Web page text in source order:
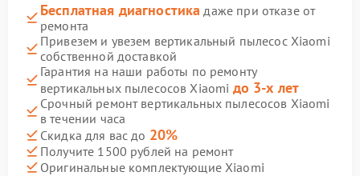
Бесплатная диагностика даже при отказе от
ремонта
Привезем и увезем вертикальный пылесос Xiaomi
собственной доставкой
Гарантия на наши работы по ремонту
вертикальных пылесосов Xiaomi до 3-х лет
Срочный ремонт вертикальных пылесосов Xiaomi
в течении часа
Скидка для вас до 20%
Получите 1500 рублей на ремонт
Оригинальные комплектующие Xiaomi